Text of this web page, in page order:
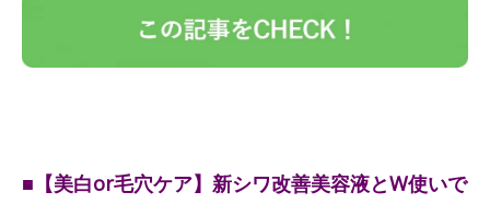
■【美白or毛穴ケア】新シワ改善美容液とW使いで